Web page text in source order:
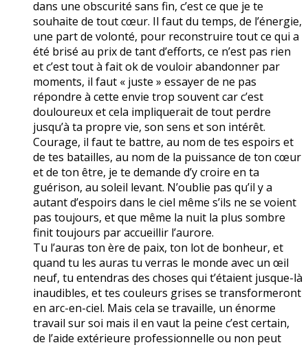
dans une obscurité sans fin, c’est ce que je te
souhaite de tout cœur. Il faut du temps, de l’énergie,
une part de volonté, pour reconstruire tout ce qui a
été brisé au prix de tant d’efforts, ce n’est pas rien
et c’est tout à fait ok de vouloir abandonner par
moments, il faut « juste » essayer de ne pas
répondre à cette envie trop souvent car c’est
douloureux et cela impliquerait de tout perdre
jusqu’à ta propre vie, son sens et son intérêt.
Courage, il faut te battre, au nom de tes espoirs et
de tes batailles, au nom de la puissance de ton cœur
et de ton être, je te demande d’y croire en ta
guérison, au soleil levant. N’oublie pas qu’il y a
autant d’espoirs dans le ciel même s’ils ne se voient
pas toujours, et que même la nuit la plus sombre
finit toujours par accueillir l’aurore.
Tu l’auras ton ère de paix, ton lot de bonheur, et
quand tu les auras tu verras le monde avec un œil
neuf, tu entendras des choses qui t’étaient jusque-là
inaudibles, et tes couleurs grises se transformeront
en arc-en-ciel. Mais cela se travaille, un énorme
travail sur soi mais il en vaut la peine c’est certain,
de l’aide extérieure professionnelle ou non peut